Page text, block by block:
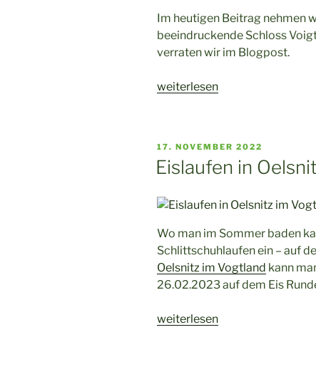
Im heutigen Beitrag nehmen
beeindruckende Schloss
verraten wir im Blogpost.
„Schloss
weiterlesen
VERÖFFENTLICHT
AM
17. NOVEMBER 2022
Eislaufen in
Wo man im Sommer baden
Schlittschuhlaufen ein – auf
Oelsnitz im Vogtland kann
26.02.2023 auf dem Eis
„Eislaufen
weiterlesen